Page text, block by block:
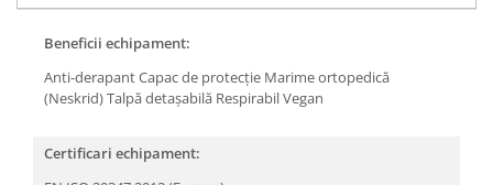
Tipografie si stampile
Formulare tipizate
Beneficii echipament:
Anti-derapantCapac de protecție Marime ortopedică
(Neskrid)Talpă detașabilă RespirabilVegan
Certificari echipament: